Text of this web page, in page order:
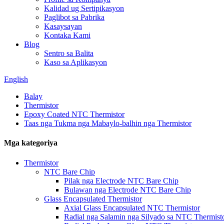
Kalidad ug Sertipikasyon
Paglibot sa Pabrika
Kasaysayan
Kontaka Kami
Blog
Sentro sa Balita
Kaso sa Aplikasyon
English
Balay
Thermistor
Epoxy Coated NTC Thermistor
Taas nga Tukma nga Mabaylo-balhin nga Thermistor
Mga kategoriya
Thermistor
NTC Bare Chip
Pilak nga Electrode NTC Bare Chip
Bulawan nga Electrode NTC Bare Chip
Glass Encapsulated Thermistor
Axial Glass Encapsulated NTC Thermistor
Radial nga Salamin nga Silyado sa NTC